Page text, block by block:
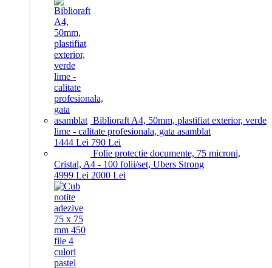
Biblioraft A4, 50mm, plastifiat exterior, verde
lime - calitate profesionala, gata asamblat
1444 Lei 790 Lei
Folie protectie documente, 75 microni,
Cristal, A4 - 100 folii/set, Ubers Strong
4999 Lei 2000 Lei